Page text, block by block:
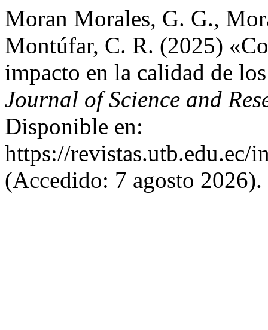
Moran Morales, G. G.,
Montúfar, C. R. (2025)
impacto en la calidad de
Journal of Science and
Disponible en:
https://revistas.utb.edu.ec/
(Accedido: 7 agosto 2026).